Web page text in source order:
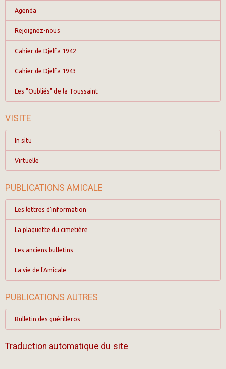
Agenda
Rejoignez-nous
Cahier de Djelfa 1942
Cahier de Djelfa 1943
Les "Oubliés" de la Toussaint
VISITE
In situ
Virtuelle
PUBLICATIONS AMICALE
Les lettres d'information
La plaquette du cimetière
Les anciens bulletins
La vie de l'Amicale
PUBLICATIONS AUTRES
Bulletin des guérilleros
Traduction automatique du site